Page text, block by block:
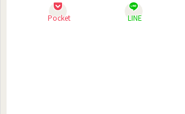
Pocket LINE